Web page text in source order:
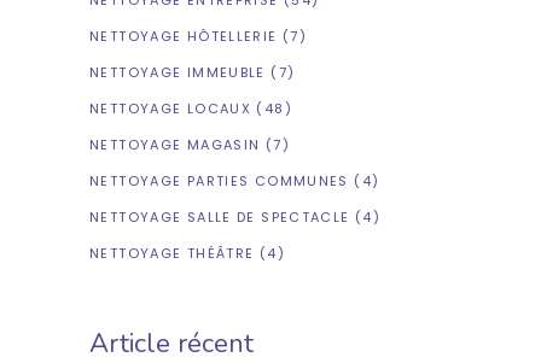
NETTOYAGE HÔTELLERIE (7)
NETTOYAGE IMMEUBLE (7)
NETTOYAGE LOCAUX (48)
NETTOYAGE MAGASIN (7)
NETTOYAGE PARTIES COMMUNES (4)
NETTOYAGE SALLE DE SPECTACLE (4)
NETTOYAGE THÉÂTRE (4)
Article récent